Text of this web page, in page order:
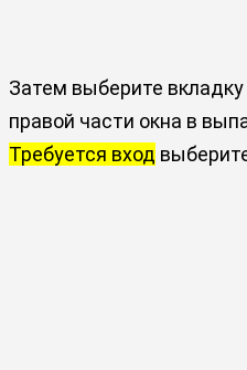
Затем выберите вкладку
правой части окна в
Требуется вход